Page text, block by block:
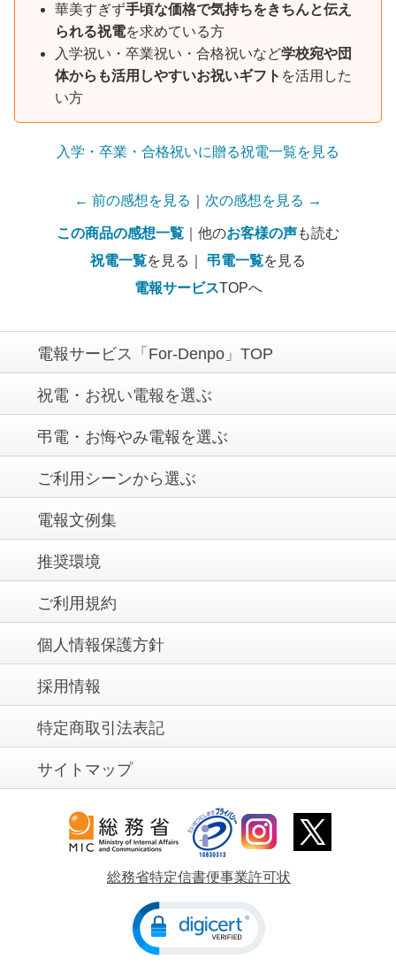
華美すぎず手頃な価格で気持ちをきちんと伝え
られる祝電を求めている方
入学祝い・卒業祝い・合格祝いなど学校宛や団
体からも活用しやすいお祝いギフト を活用した
い方
入学・卒業・合格祝いに贈る祝電一覧を見る
← 前の感想を見る 次の感想を見る →
この商品の感想一覧 ｜他のお客様の声も読む
祝電一覧を見る｜ 弔電一覧を見る
電報サービスTOPへ
電報サービス「For-Denpo」TOP
祝電・お祝い電報を選ぶ
弔電・お悔やみ電報を選ぶ
ご利用シーンから選ぶ
電報文例集
推奨環境
ご利用規約
個人情報保護方針
採用情報
特定商取引法表記
サイトマップ
総務省特定信書便事業許可状